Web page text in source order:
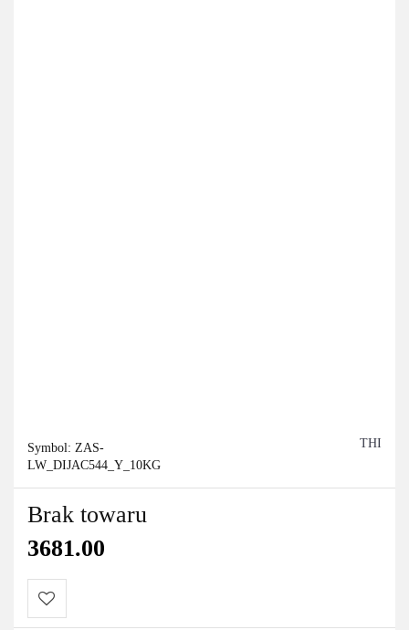
Symbol: ZAS-
LW_DIJAC544_Y_10KG
THI
Brak towaru
3681.00